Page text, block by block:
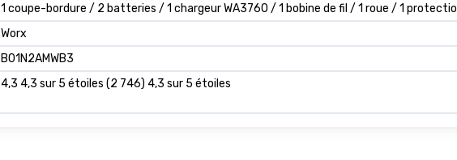
1 coupe-bordure / 2 batteries / 1 chargeur WA3760 / 1 bobine de fil / 1 roue / 1
Worx
B01N2AMWB3
4,3 4,3 sur 5 étoiles (2 746) 4,3 sur 5 étoiles